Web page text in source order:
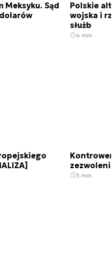
Meksyku. Sąd
Polskie
wojska i
służb
4 min.
3 min.